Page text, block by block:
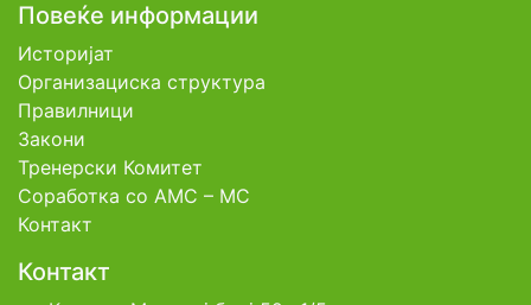
Повеќе информации
Историјат
Организациска структура
Правилници
Закони
Тренерски Комитет
Соработка со АМС – МС
Контакт
Контакт